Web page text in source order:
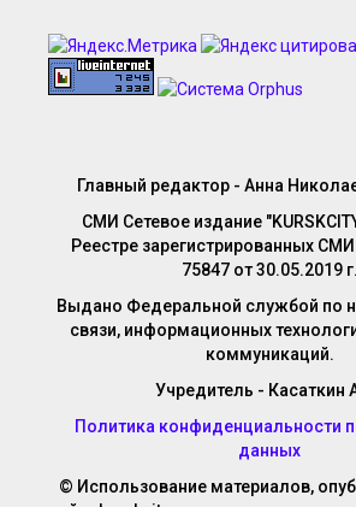
Главный редактор - Анна
СМИ Сетевое издание
Реестре зарегистрированных
75847 от 30.05.2019 г.
Выдано Федеральной службой по
связи, информационных
коммуникаций.
Учредитель - Касаткин
Политика конфиденциальности
данных
© Использование материалов,